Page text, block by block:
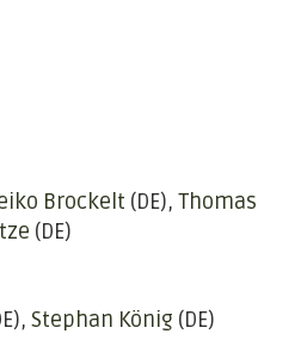
Brockelt (DE) Thomas
(DE)
Stephan König (DE)